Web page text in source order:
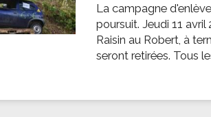
La campagne
poursuit. Jeudi 11
Raisin au Robert, à
seront retirées. Tous